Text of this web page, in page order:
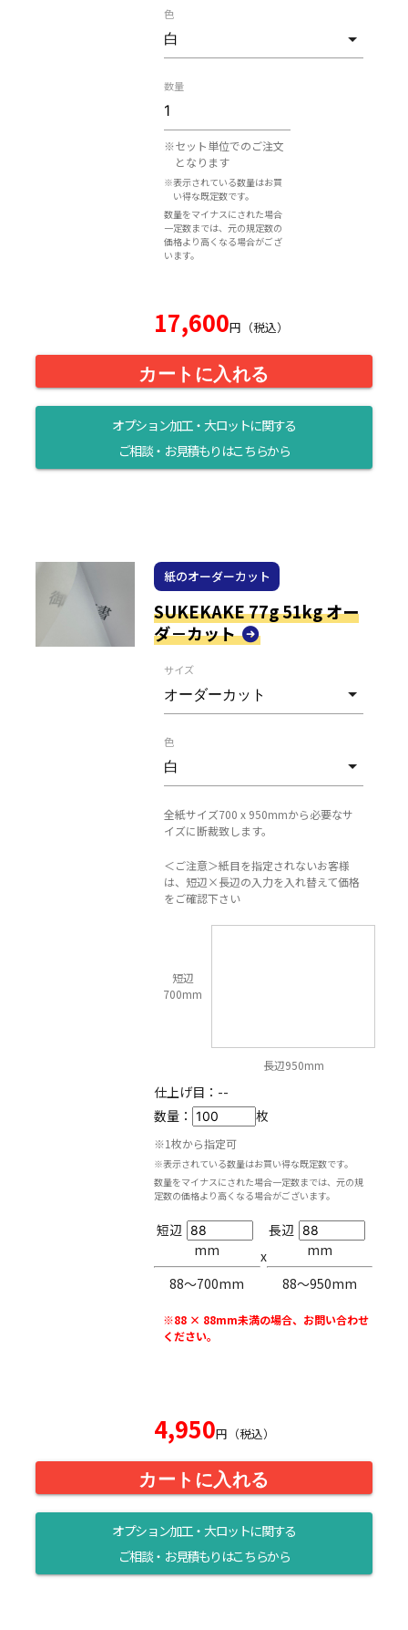
色
数量
※セット単位でのご注文
となります
※表示されている数量はお買
い得な既定数です。
数量をマイナスにされた場合
一定数までは、元の規定数の
価格より高くなる場合がござ
います。
17,600円（税込）
カートに入れる
オプション加工・大ロットに関する
ご相談・お見積もりはこちらから
紙のオーダーカット
SUKEKAKE 77g 51kg オー
ダ－カット
サイズ
色
全紙サイズ700 x 950mmから必要なサ
イズに断裁致します。
＜ご注意＞紙目を指定されないお客様
は、短辺×長辺の入力を入れ替えて価格
をご確認下さい
短辺
700mm
長辺950mm
仕上げ目： --
数量：
枚
※1枚から指定可
※表示されている数量はお買い得な既定数です。
数量をマイナスにされた場合一定数までは、元の規
定数の価格より高くなる場合がございます。
短辺
mm
88〜700mm
x
長辺
mm
88〜950mm
※88 × 88mm未満の場合、お問い合わせ
ください。
4,950円（税込）
カートに入れる
オプション加工・大ロットに関する
ご相談・お見積もりはこちらから